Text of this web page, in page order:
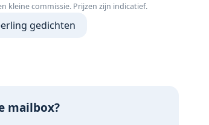
rubber -
met
kleine commissie. Prijzen zijn indicatief.
gedichten
mailbox?